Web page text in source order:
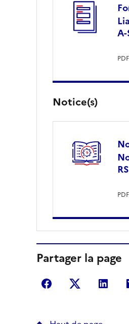
Notice(s)
Partager la page
Partager surPartager